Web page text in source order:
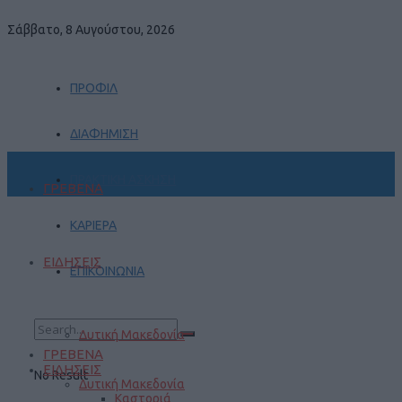
Σάββατο, 8 Αυγούστου, 2026
ΠΡΟΦΙΛ
ΔΙΑΦΗΜΙΣΗ
ΚΑΡΙΕΡΑ
ΕΠΙΚΟΙΝΩΝΙΑ
No Result
ΓΡΕΒΕΝΑ
ΕΙΔΗΣΕΙΣ
Δυτική Μακεδονία
ΓΡΕΒΕΝΑ
ΕΙΔΗΣΕΙΣ
Δυτική Μακεδονία
Καστοριά